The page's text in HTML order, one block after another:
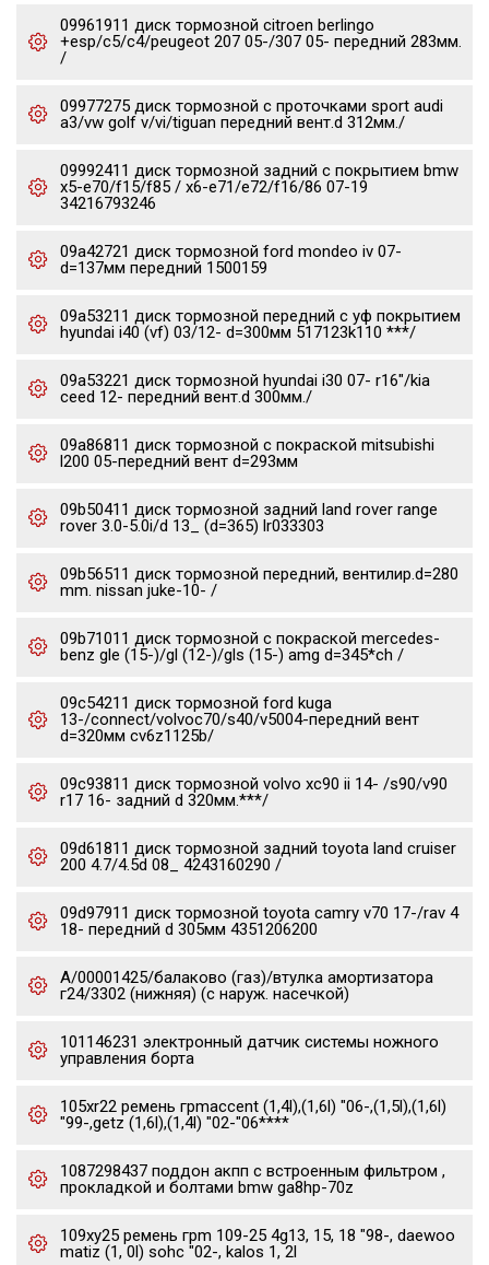
09961911 диск тормозной citroen berlingo
+esp/c5/c4/peugeot 207 05-/307 05- передний 283мм.
/
09977275 диск тормозной c проточками sport audi
a3/vw golf v/vi/tiguan передний вент.d 312мм./
09992411 диск тормозной задний с покрытием bmw
x5-e70/f15/f85 / x6-e71/e72/f16/86 07-19
34216793246
09a42721 диск тормозной ford mondeo iv 07-
d=137мм передний 1500159
09a53211 диск тормозной передний с уф покрытием
hyundai i40 (vf) 03/12- d=300мм 517123k110 ***/
09a53221 диск тормозной hyundai i30 07- r16"/kia
ceed 12- передний вент.d 300мм./
09a86811 диск тормозной с покраской mitsubishi
l200 05-передний вент d=293мм
09b50411 диск тормозной задний land rover range
rover 3.0-5.0i/d 13_ (d=365) lr033303
09b56511 диск тормозной передний, вентилир.d=280
mm. nissan juke-10- /
09b71011 диск тормозной с покраской mercedes-
benz gle (15-)/gl (12-)/gls (15-) amg d=345*ch /
09c54211 диск тормозной ford kuga
13-/connect/volvoc70/s40/v5004-передний вент
d=320мм cv6z1125b/
09c93811 диск тормозной volvo xc90 ii 14- /s90/v90
r17 16- задний d 320мм.***/
09d61811 диск тормозной задний toyota land cruiser
200 4.7/4.5d 08_ 4243160290 /
09d97911 диск тормозной toyota camry v70 17-/rav 4
18- передний d 305мм 4351206200
А/00001425/балаково (газ)/втулка амортизатора
г24/3302 (нижняя) (с наруж. насечкой)
101146231 электронный датчик системы ножного
управления борта
105xr22 ремень грmaccent (1,4l),(1,6l) "06-,(1,5l),(1,6l)
"99-,getz (1,6l),(1,4l) "02-"06****
1087298437 поддон акпп с встроенным фильтром ,
прокладкой и болтами bmw ga8hp-70z
109xy25 ремень грm 109-25 4g13, 15, 18 "98-, daewoo
matiz (1, 0l) sohc "02-, kalos 1, 2l